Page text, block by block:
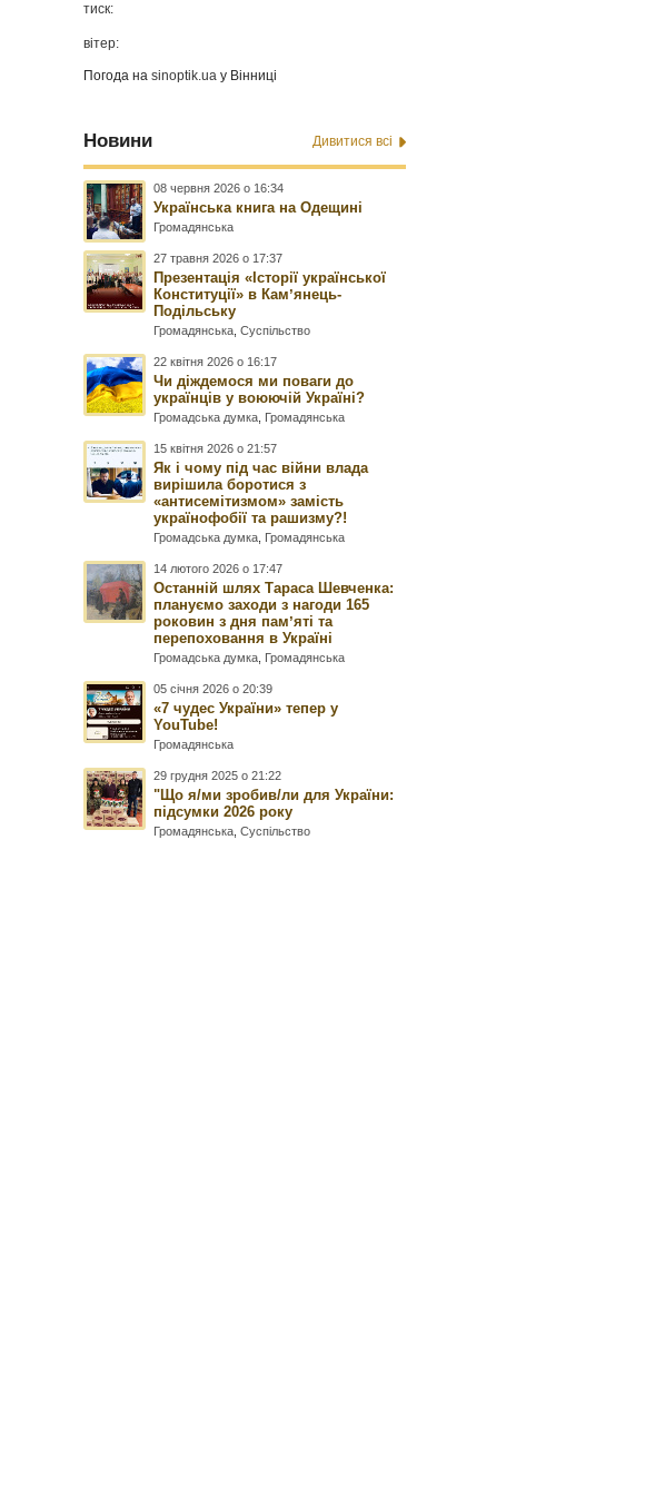
тиск:
вітер:
Погода наsinoptik.ua у Вінниці
Новини Дивитися всі
08 червня 2026 о 16:34
Українська книга на Одещині
Громадянська
27 травня 2026 о 17:37
Презентація «Історії української
Конституції» в Камʼянець-
Подільську
Громадянська ,Суспільство
22 квітня 2026 о 16:17
Чи діждемося ми поваги до
українців у воюючій Україні?
Громадська думка Громадянська
15 квітня 2026 о 21:57
Як і чому під час війни влада
вирішила боротися з
«антисемітизмом» замість
українофобії та рашизму?!
Громадська думка Громадянська
14 лютого 2026 о 17:47
Останній шлях Тараса Шевченка:
плануємо заходи з нагоди 165
роковин з дня памʼяті та
перепоховання в Україні
Громадська думка Громадянська
05 січня 2026 о 20:39
«7 чудес України» тепер у
YouTube!
Громадянська
29 грудня 2025 о 21:22
"Що я/ми зробив/ли для України:
підсумки 2026 року
Громадянська ,Суспільство